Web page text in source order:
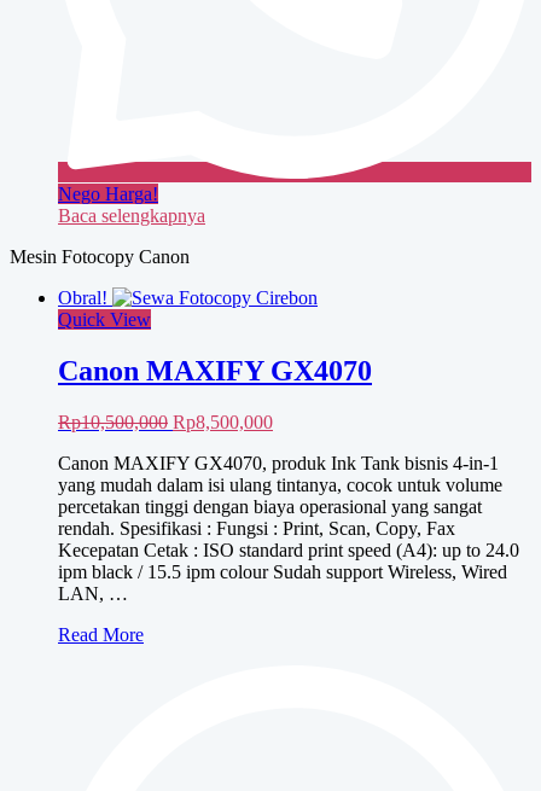
Nego Harga!
Baca selengkapnya
Mesin Fotocopy Canon
Obral!
Quick View
Canon MAXIFY GX4070
Rp10,500,000 Harga
adalah:
Rp10,500,000.
Rp8,500,000Harga
ini
adalah:
Rp8,500,000.
Canon MAXIFY GX4070, produk Ink Tank bisnis 4-in-1
yang mudah dalam isi ulang tintanya, cocok untuk volume
percetakan tinggi dengan biaya operasional yang sangat
rendah. Spesifikasi : Fungsi : Print, Scan, Copy, Fax
Kecepatan Cetak : ISO standard print speed (A4): up to 24.0
ipm black / 15.5 ipm colour Sudah support Wireless, Wired
LAN, …
Canon
Read More